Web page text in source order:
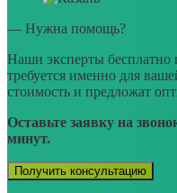
— Нужна помощь?
Наши эксперты бесплатно
требуется именно для
стоимость и предложат
Оставьте заявку на
минут.
Получить консультацию